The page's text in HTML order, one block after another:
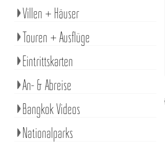
Villen + Häuser
Touren + Ausflüge
Eintrittskarten
An- & Abreise
Bangkok Videos
Nationalparks